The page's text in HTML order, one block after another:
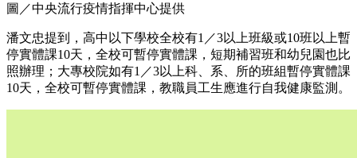
圖／中央流行疫情指揮中心提供
潘文忠提到，高中以下學校全校有1／3以上班級或10班以上暫
停實體課10天，全校可暫停實體課，短期補習班和幼兒園也比
照辦理；大專校院如有1／3以上科、系、所的班組暫停實體課
10天，全校可暫停實體課，教職員工生應進行自我健康監測。